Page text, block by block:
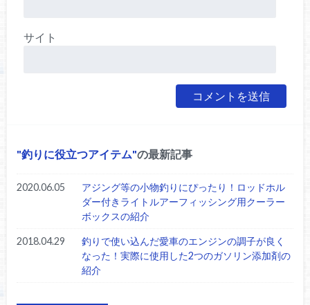
サイト
釣りに役立つアイテム の最新記事
2020.06.05
アジング等の小物釣りにぴったり！ロッドホル
ダー付きライトルアーフィッシング用クーラー
ボックスの紹介
2018.04.29
釣りで使い込んだ愛車のエンジンの調子が良く
なった！実際に使用した2つのガソリン添加剤の
紹介